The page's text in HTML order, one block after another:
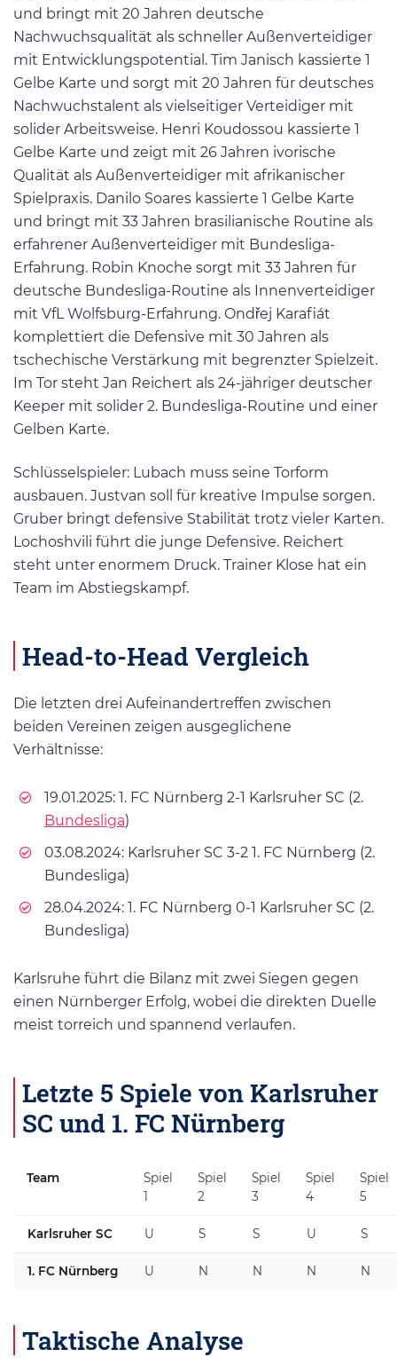
und bringt mit 20 Jahren deutsche
Nachwuchsqualität als schneller Außenverteidiger
mit Entwicklungspotential. Tim Janisch kassierte 1
Gelbe Karte und sorgt mit 20 Jahren für deutsches
Nachwuchstalent als vielseitiger Verteidiger mit
solider Arbeitsweise. Henri Koudossou kassierte 1
Gelbe Karte und zeigt mit 26 Jahren ivorische
Qualität als Außenverteidiger mit afrikanischer
Spielpraxis. Danilo Soares kassierte 1 Gelbe Karte
und bringt mit 33 Jahren brasilianische Routine als
erfahrener Außenverteidiger mit Bundesliga-
Erfahrung. Robin Knoche sorgt mit 33 Jahren für
deutsche Bundesliga-Routine als Innenverteidiger
mit VfL Wolfsburg-Erfahrung. Ondřej Karafiát
komplettiert die Defensive mit 30 Jahren als
tschechische Verstärkung mit begrenzter Spielzeit.
Im Tor steht Jan Reichert als 24-jähriger deutscher
Keeper mit solider 2. Bundesliga-Routine und einer
Gelben Karte.
Schlüsselspieler: Lubach muss seine Torform
ausbauen. Justvan soll für kreative Impulse sorgen.
Gruber bringt defensive Stabilität trotz vieler Karten.
Lochoshvili führt die junge Defensive. Reichert
steht unter enormem Druck. Trainer Klose hat ein
Team im Abstiegskampf.
Head-to-Head Vergleich
Die letzten drei Aufeinandertreffen zwischen
beiden Vereinen zeigen ausgeglichene
Verhältnisse:
19.01.2025: 1. FC Nürnberg 2-1 Karlsruher SC (2.
Bundesliga)
03.08.2024: Karlsruher SC 3-2 1. FC Nürnberg (2.
Bundesliga)
28.04.2024: 1. FC Nürnberg 0-1 Karlsruher SC (2.
Bundesliga)
Karlsruhe führt die Bilanz mit zwei Siegen gegen
einen Nürnberger Erfolg, wobei die direkten Duelle
meist torreich und spannend verlaufen.
Letzte 5 Spiele von Karlsruher
SC und 1. FC Nürnberg
Team
Spiel
1
Spiel
2
Spiel
3
Spiel
4
Spiel
5
Karlsruher SC U S S U S
1. FC Nürnberg U N N N N
Taktische Analyse